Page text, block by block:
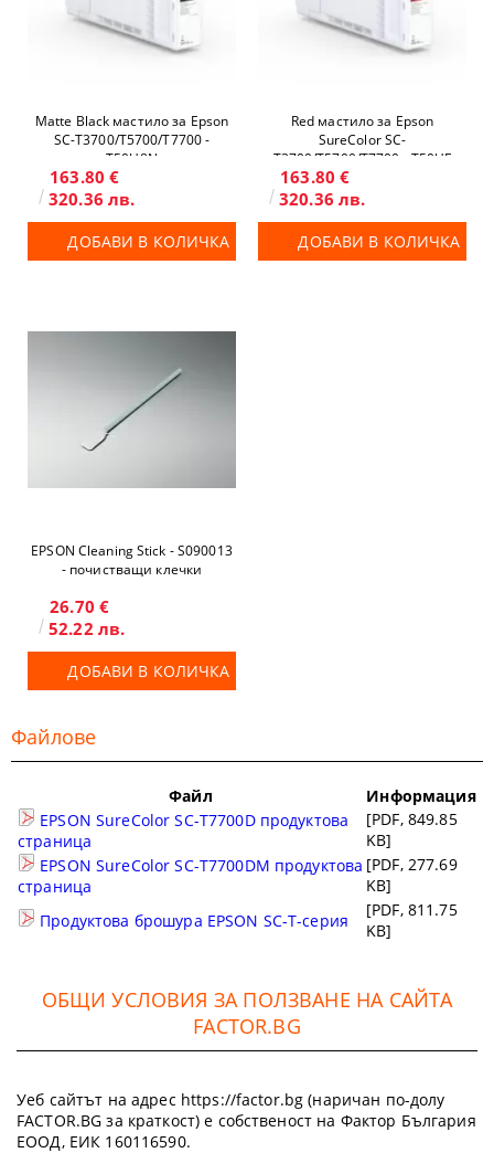
Matte Black мастило за Epson
SC-T3700/T5700/T7700 -
T50U8N
163.80 €
320.36 лв.
ДОБАВИ В КОЛИЧКА
Red мастило за Epson
SureColor SC-
T3700/T5700/T7700 - T50UF
163.80 €
320.36 лв.
ДОБАВИ В КОЛИЧКА
EPSON Cleaning Stick - S090013
- почистващи клечки
26.70 €
52.22 лв.
ДОБАВИ В КОЛИЧКА
Файлове
Файл
Информация
EPSON SureColor SC-T7700D продуктова
страница
[PDF, 849.85
KB]
EPSON SureColor SC-T7700DM продуктова
страница
[PDF, 277.69
KB]
Продуктова брошура EPSON SC-T-серия
[PDF, 811.75
KB]
ОБЩИ УСЛОВИЯ ЗА ПОЛЗВАНЕ НА САЙТА
FACTOR.BG
Уеб сайтът на адрес https://factor.bg (наричан по-долу
FACTOR.BG за краткост) е собственост на Фактор България
ЕООД, ЕИК 160116590.